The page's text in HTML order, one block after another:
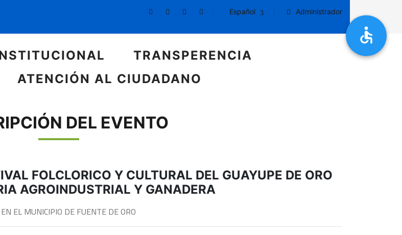
Español Administrador
TRANSPERENCIA
ATENCIÓN AL CIUDADANO
DEL EVENTO
FOLCLORICO Y CULTURAL DEL GUAYUPE DE ORO
AGROINDUSTRIAL Y GANADERA
EL MUNICIPIO DE FUENTE DE ORO